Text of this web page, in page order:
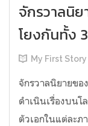
จักรวาลนิ
โยงกันทั้ง
My First Story
จักรวาลนิยายขอ
ดำเนินเรื่องบนโ
ตัวเอกในแต่ละภ